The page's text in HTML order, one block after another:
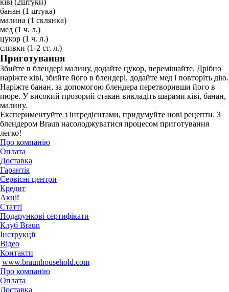
ківі (2штуки)
банан (1 штука)
малина (1 склянка)
мед (1 ч. л.)
цукор (1 ч. л.)
сливки (1-2 ст. л.)
Приготування
Збийте в блендері малину, додайте цукор, перемішайте. Дрібно
наріжте ківі, збийте його в блендері, додайте мед і повторіть дію.
Наріжте банан, за допомогою блендера перетворивши його в
пюре. У високий прозорий стакан викладіть шарами ківі, банан,
малину.
Експериментуйте з інгредієнтами, придумуйте нові рецепти. З
блендером Braun насолоджуватися процесом приготування
легко!
Про компанію
Оплата
Доставка
Гарантія
Сервісні центри
Кредит
Акції
Статті
Подарункові сертифікати
Клуб Braun
Iнструкції
Відео
Контакти
www.braunhousehold.com
Про компанію
Оплата
Доставка